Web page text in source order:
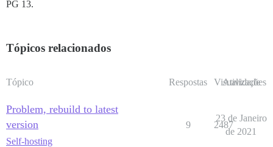
PG 13.
Tópicos relacionados
Tópico Respostas Visualizações
Atividade
Problem, rebuild to latest
version
Self-hosting
9 2487
23 de Janeiro
de 2021